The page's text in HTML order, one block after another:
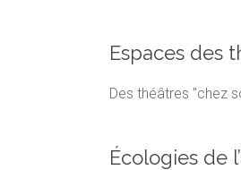
Espaces des
Des théâtres "chez
Écologies de